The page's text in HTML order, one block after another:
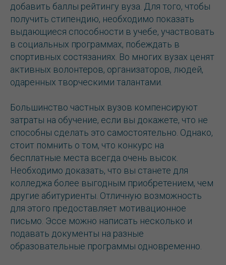
добавить баллы рейтингу вуза. Для того, чтобы
получить стипендию, необходимо показать
выдающиеся способности в учебе, участвовать
в социальных программах, побеждать в
спортивных состязаниях. Во многих вузах ценят
активных волонтеров, организаторов, людей,
одаренных творческими талантами.
Большинство частных вузов компенсируют
затраты на обучение, если вы докажете, что не
способны сделать это самостоятельно. Однако,
стоит помнить о том, что конкурс на
бесплатные места всегда очень высок.
Необходимо доказать, что вы станете для
колледжа более выгодным приобретением, чем
другие абитуриенты. Отличную возможность
для этого предоставляет мотивационное
письмо. Эссе можно написать несколько и
подавать документы на разные
образовательные программы одновременно.
Связаться с нами:
© 2026 StudyGlobal.
Использование материалов сайта studyglobal.ru
разрешено только при наличии активной ссылки. Все
+7 (495) 145-32-50
info@studyglobal.ru